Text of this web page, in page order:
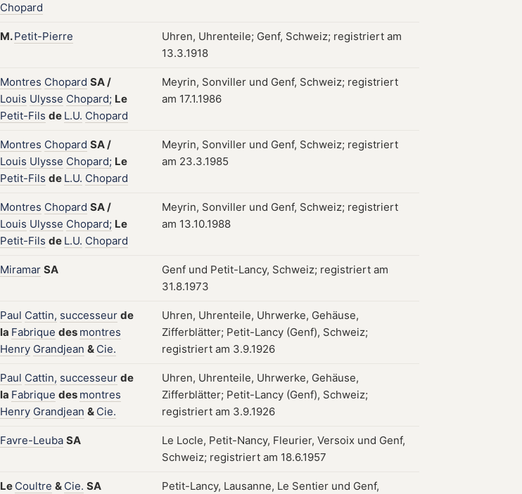
Chopard
M.Petit-Pierre
Uhren, Uhrenteile; Genf, Schweiz; registriert am
13.3.1918
Montres Chopard SA/
Louis Ulysse Chopard; Le
Petit-Fils de L.U. Chopard
Meyrin, Sonviller und Genf, Schweiz; registriert
am 17.1.1986
Montres Chopard SA/
Louis Ulysse Chopard; Le
Petit-Fils de L.U. Chopard
Meyrin, Sonviller und Genf, Schweiz; registriert
am 23.3.1985
Montres Chopard SA/
Louis Ulysse Chopard; Le
Petit-Fils de L.U. Chopard
Meyrin, Sonviller und Genf, Schweiz; registriert
am 13.10.1988
Miramar SA
Genf und Petit-Lancy, Schweiz; registriert am
31.8.1973
Paul Cattin, successeur de
la Fabrique des montres
Henry Grandjean & Cie.
Uhren, Uhrenteile, Uhrwerke, Gehäuse,
Zifferblätter; Petit-Lancy (Genf), Schweiz;
registriert am 3.9.1926
Paul Cattin, successeur de
la Fabrique des montres
Henry Grandjean & Cie.
Uhren, Uhrenteile, Uhrwerke, Gehäuse,
Zifferblätter; Petit-Lancy (Genf), Schweiz;
registriert am 3.9.1926
Favre-Leuba SA
Le Locle, Petit-Nancy, Fleurier, Versoix und Genf,
Schweiz; registriert am 18.6.1957
Le Coultre & Cie. SA Petit-Lancy, Lausanne, Le Sentier und Genf,